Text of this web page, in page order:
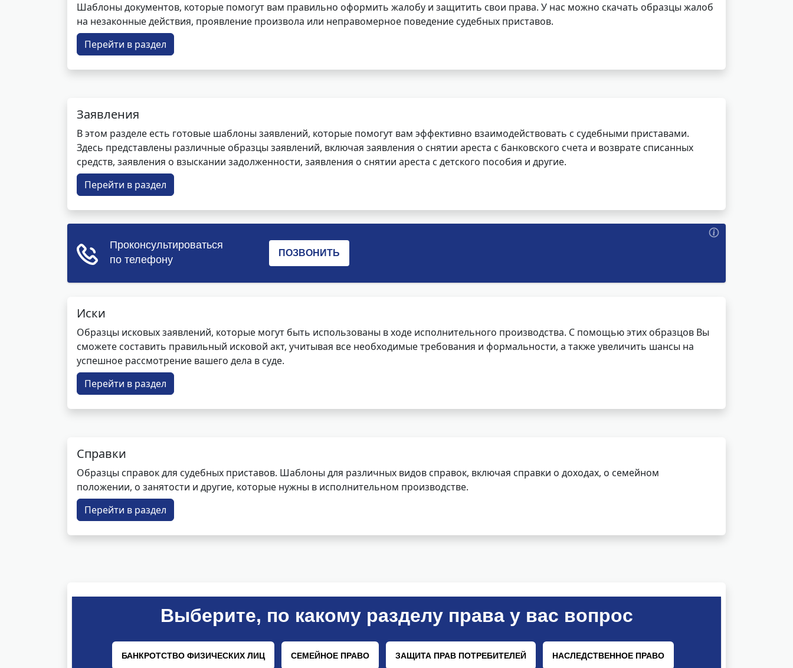
Шаблоны документов, которые помогут вам правильно оформить жалобу и защитить свои права. У нас можно скачать образцы жалоб
на незаконные действия, проявление произвола или неправомерное поведение судебных приставов.
Перейти в раздел
Заявления
В этом разделе есть готовые шаблоны заявлений, которые помогут вам эффективно взаимодействовать с судебными приставами.
Здесь представлены различные образцы заявлений, включая заявления о снятии ареста с банковского счета и возврате списанных
средств, заявления о взыскании задолженности, заявления о снятии ареста с детского пособия и другие.
Перейти в раздел
Иски
Образцы исковых заявлений, которые могут быть использованы в ходе исполнительного производства. С помощью этих образцов Вы
сможете составить правильный исковой акт, учитывая все необходимые требования и формальности, а также увеличить шансы на
успешное рассмотрение вашего дела в суде.
Перейти в раздел
Справки
Образцы справок для судебных приставов. Шаблоны для различных видов справок, включая справки о доходах, о семейном
положении, о занятости и другие, которые нужны в исполнительном производстве.
Перейти в раздел